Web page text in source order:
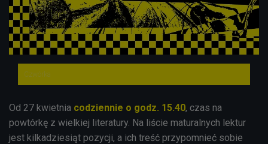
"Ferdydurke" Witolda Gombrowicza - cz. 12.
 14'53 
"Ferdydurke" Witolda Gombrowicza - cz. 13.
 15'09 
"Ferdydurke" Witolda Gombrowicza - cz. 14.
 14'57 
Czwórka
Od 27 kwietnia codziennie o godz. 15.40, czas na
powtórkę z wielkiej literatury. Na liście maturalnych lektur
jest kilkadziesiąt pozycji, a ich treść przypomnieć sobie